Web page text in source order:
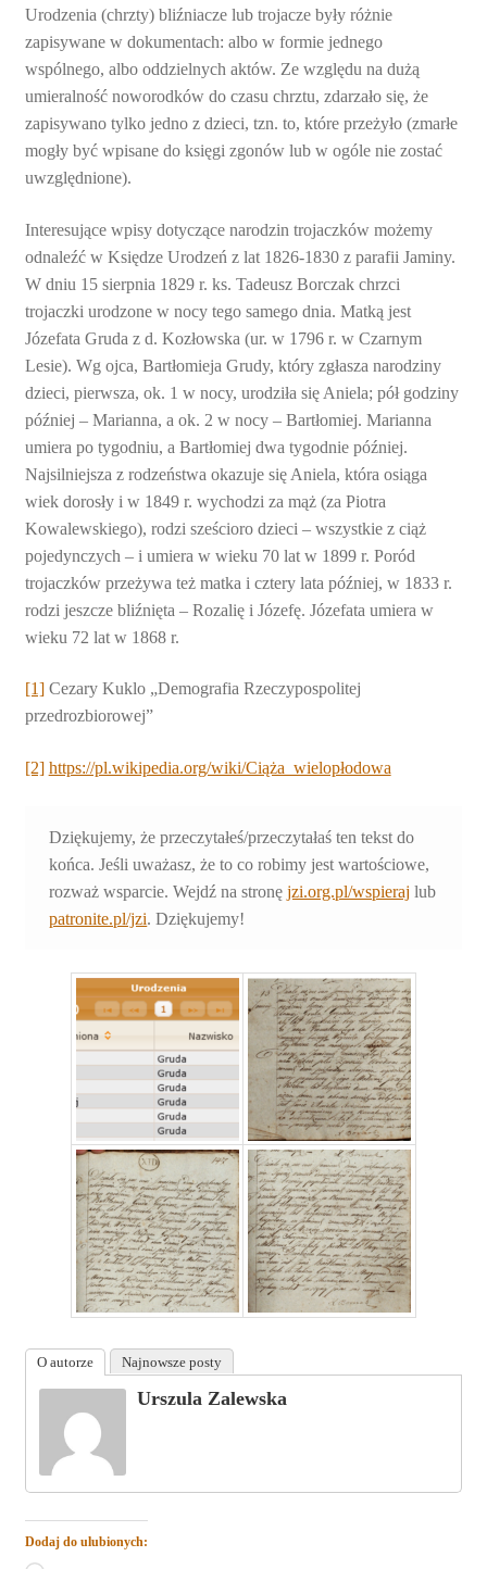
Urodzenia (chrzty) bliźniacze lub trojacze były różnie
zapisywane w dokumentach: albo w formie jednego
wspólnego, albo oddzielnych aktów. Ze względu na dużą
umieralność noworodków do czasu chrztu, zdarzało się, że
zapisywano tylko jedno z dzieci, tzn. to, które przeżyło (zmarłe
mogły być wpisane do księgi zgonów lub w ogóle nie zostać
uwzględnione).
Interesujące wpisy dotyczące narodzin trojaczków możemy
odnaleźć w Księdze Urodzeń z lat 1826-1830 z parafii Jaminy.
W dniu 15 sierpnia 1829 r. ks. Tadeusz Borczak chrzci
trojaczki urodzone w nocy tego samego dnia. Matką jest
Józefata Gruda z d. Kozłowska (ur. w 1796 r. w Czarnym
Lesie). Wg ojca, Bartłomieja Grudy, który zgłasza narodziny
dzieci, pierwsza, ok. 1 w nocy, urodziła się Aniela; pół godziny
później – Marianna, a ok. 2 w nocy – Bartłomiej. Marianna
umiera po tygodniu, a Bartłomiej dwa tygodnie później.
Najsilniejsza z rodzeństwa okazuje się Aniela, która osiąga
wiek dorosły i w 1849 r. wychodzi za mąż (za Piotra
Kowalewskiego), rodzi sześcioro dzieci – wszystkie z ciąż
pojedynczych – i umiera w wieku 70 lat w 1899 r. Poród
trojaczków przeżywa też matka i cztery lata później, w 1833 r.
rodzi jeszcze bliźnięta – Rozalię i Józefę. Józefata umiera w
wieku 72 lat w 1868 r.
[1]Cezary Kuklo „Demografia Rzeczypospolitej
przedrozbiorowej”
[2] https://pl.wikipedia.org/wiki/Ciąża_wielopłodowa
Dziękujemy, że przeczytałeś/przeczytałaś ten tekst do
końca. Jeśli uważasz, że to co robimy jest wartościowe,
rozważ wsparcie. Wejdź na stronęjzi.org.pl/wspieraj lub
patronite.pl/jzi. Dziękujemy!
O autorze Najnowsze posty
Urszula Zalewska
Dodaj do ulubionych: